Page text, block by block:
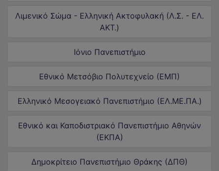
Λιμενικό Σώμα - Ελληνική Ακτοφυλακή (Λ.Σ. - ΕΛ.
ΑΚΤ.)
Iόνιο Πανεπιστήμιο
Εθνικό Μετσόβιο Πολυτεχνείο (ΕΜΠ)
Ελληνικό Μεσογειακό Πανεπιστήμιο (ΕΛ.ΜΕ.ΠΑ.)
Εθνικό και Καποδιστριακό Πανεπιστήμιο Αθηνών
(ΕΚΠΑ)
Δημοκρίτειο Πανεπιστήμιο Θράκης (ΔΠΘ)